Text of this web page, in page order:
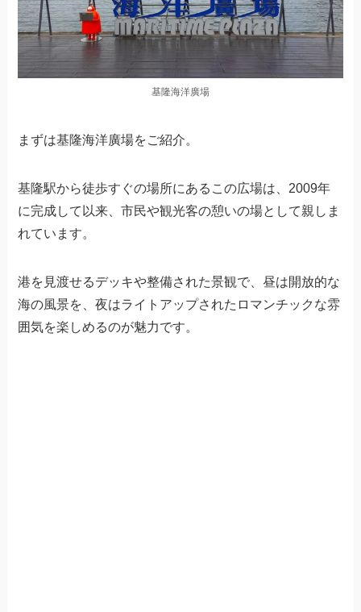
基隆海洋廣場
まずは基隆海洋廣場をご紹介。
基隆駅から徒歩すぐの場所にあるこの広場は、2009年
に完成して以来、市民や観光客の憩いの場として親しま
れています。
港を見渡せるデッキや整備された景観で、昼は開放的な
海の風景を、夜はライトアップされたロマンチックな雰
囲気を楽しめるのが魅力です。